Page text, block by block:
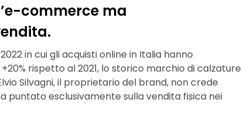
commerce ma
in cui gli acquisti online in Italia hanno
rispetto al 2021, lo storico marchio di calzature
Silvagni, il proprietario del brand, non crede
puntato esclusivamente sulla vendita fisica nei